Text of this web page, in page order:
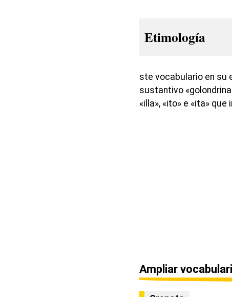
Etimología
ste vocabulario en su
sustantivo
«illa», «ito» e «ita»
Ampliar